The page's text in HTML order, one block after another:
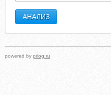
powered by prlog.ru